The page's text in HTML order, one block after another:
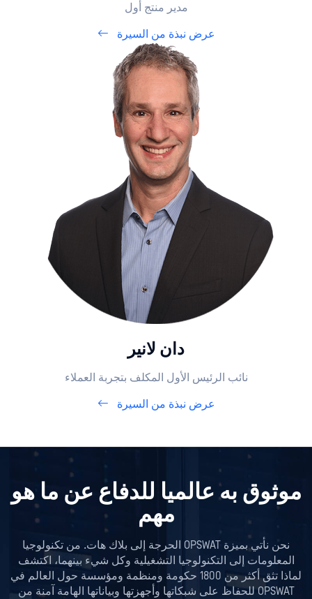
مدير منتج أول
عرض نبذة من السيرة
دان لانير
نائب الرئيس الأول المكلف بتجربة العملاء
عرض نبذة من السيرة
موثوق به عالميا للدفاع عن ما هو
مهم
نحن نأتي بميزة OPSWAT الحرجة إلى بلاك هات. من تكنولوجيا
المعلومات إلى التكنولوجيا التشغيلية وكل شيء بينهما، اكتشف
لماذا تثق أكثر من 1800 حكومة ومنظمة ومؤسسة حول العالم في
OPSWAT للحفاظ على شبكاتها وأجهزتها وبياناتها الهامة آمنة من